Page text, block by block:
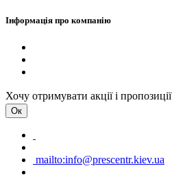
Інформація про компанію
Хочу отримувати акції і пропозиції
Ок
mailto:info@prescentr.kiev.ua